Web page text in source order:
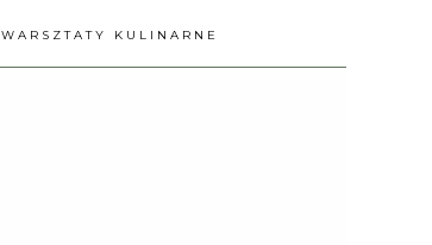
WARSZTATY KULINARNE